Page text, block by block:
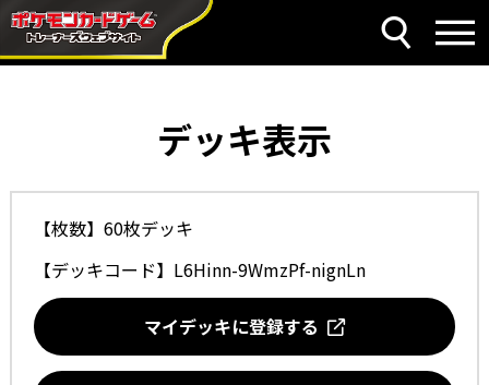
デッキ表示
【枚数】60枚デッキ
【デッキコード】 L6Hinn-9WmzPf-nignLn
マイデッキに登録する